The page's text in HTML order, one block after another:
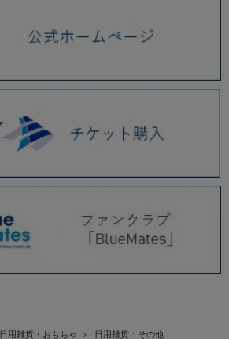
日用雑貨・おもちゃ 日用雑貨：その他